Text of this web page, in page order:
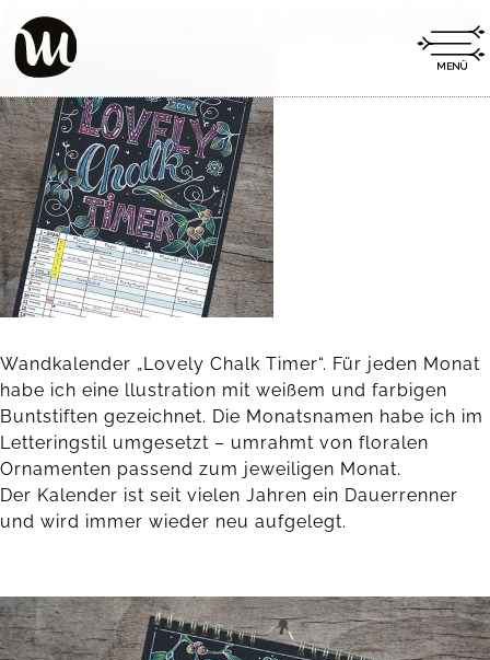
Familienplaner Lovely Chalk
Wandkalender „Lovely Chalk Timer“. Für jeden Monat
habe ich eine llustration mit weißem und farbigen
Buntstiften gezeichnet. Die Monatsnamen habe ich im
Letteringstil umgesetzt – umrahmt von floralen
Ornamenten passend zum jeweiligen Monat.
Der Kalender ist seit vielen Jahren ein Dauerrenner
und wird immer wieder neu aufgelegt.